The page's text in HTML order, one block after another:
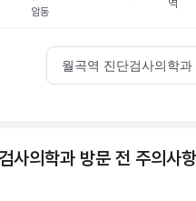
암동
역
월곡역 진단검사의학
사의학과 방문 전 주의사항